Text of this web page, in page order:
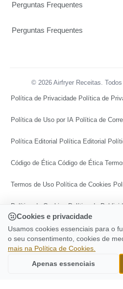
Perguntas Frequentes
Perguntas Frequentes
© 2026 Airfryer Receitas.
Política de Privacidade Política de
Política de Uso por IA Política de
Política Editorial Política Editorial
Código de Ética Código de Ética
Termos de Uso Política de Cookies
Política de Cookies Política de
Política de Publicidade Central de
Central de Transparência Central de
Ir para o topo
Cookies e privacidade
Usamos cookies essenciais para o
o seu consentimento, cookies de
mais na Política de Cookies.
Apenas essenciais
Falafel Na Airfryer